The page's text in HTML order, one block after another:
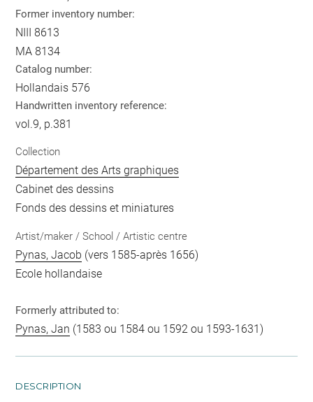
Former inventory number:
NIII 8613
MA 8134
Catalog number:
Hollandais 576
Handwritten inventory reference:
vol.9, p.381
Collection
Département des Arts graphiques
Cabinet des dessins
Fonds des dessins et miniatures
Artist/maker / School / Artistic centre
Pynas, Jacob (vers 1585-après 1656)
Ecole hollandaise
Formerly attributed to:
Pynas, Jan (1583 ou 1584 ou 1592 ou 1593-1631)
DESCRIPTION